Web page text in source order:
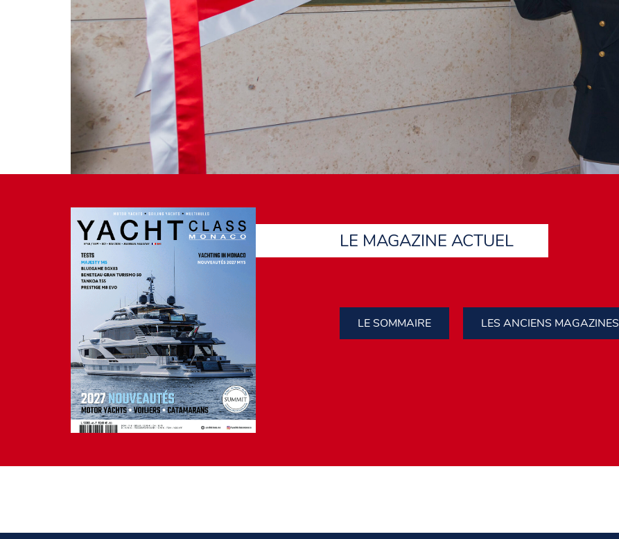
LE MAGAZINE ACTUEL
LE SOMMAIRE LES ANCIENS MAGAZINES